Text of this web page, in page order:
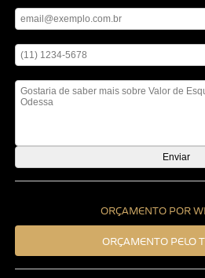
ORÇAMENTO POR
ORÇAMENTO PELO